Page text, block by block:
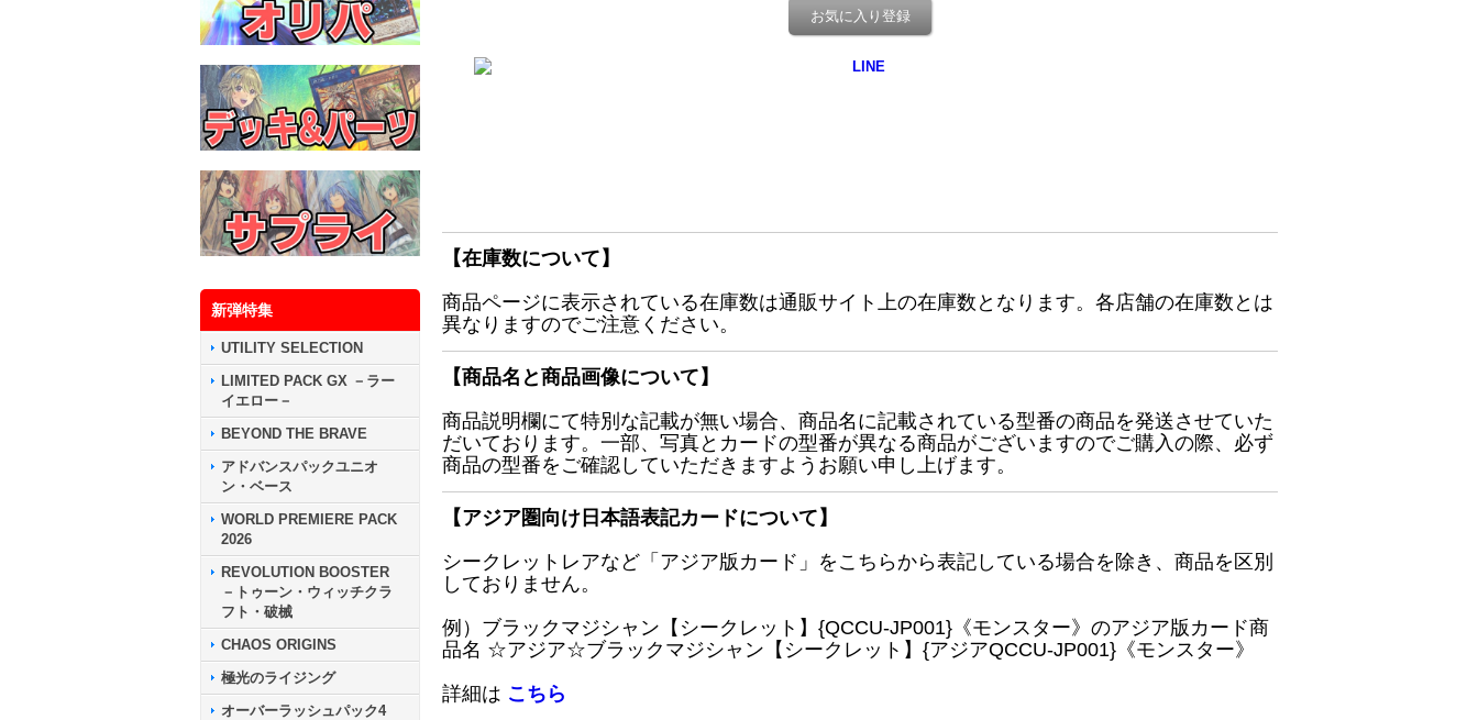
新弾特集
UTILITY SELECTION
LIMITED PACK GX －ラー
イエロー－
BEYOND THE BRAVE
アドバンスパックユニオ
ン・ベース
WORLD PREMIERE PACK
2026
REVOLUTION BOOSTER
－トゥーン・ウィッチクラ
フト・破械
CHAOS ORIGINS
極光のライジング
オーバーラッシュパック4
お気に入り登録
【在庫数について】
商品ページに表示されている在庫数は通販サイト上の在庫数となります。各店舗の在庫数とは
異なりますのでご注意ください。
【商品名と商品画像について】
商品説明欄にて特別な記載が無い場合、商品名に記載されている型番の商品を発送させていた
だいております。一部、写真とカードの型番が異なる商品がございますのでご購入の際、必ず
商品の型番をご確認していただきますようお願い申し上げます。
【アジア圏向け日本語表記カードについて】
シークレットレアなど「アジア版カード」をこちらから表記している場合を除き、商品を区別
しておりません。
例）ブラックマジシャン【シークレット】{QCCU-JP001}《モンスター》のアジア版カード商
品名 ☆アジア☆ブラックマジシャン【シークレット】{アジアQCCU-JP001}《モンスター》
詳細は こちら